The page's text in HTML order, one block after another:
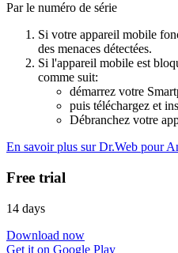
Par le numéro de série
Si votre appareil mobile
des menaces détectées.
Si l'appareil mobile est
comme suit:
démarrez votre
puis téléchargez et
Débranchez votre
En savoir plus sur Dr.Web pour
Free trial
14 days
Download now
Get it on Google Play